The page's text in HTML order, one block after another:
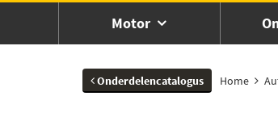
Motor
Onderdelencatalogus Home